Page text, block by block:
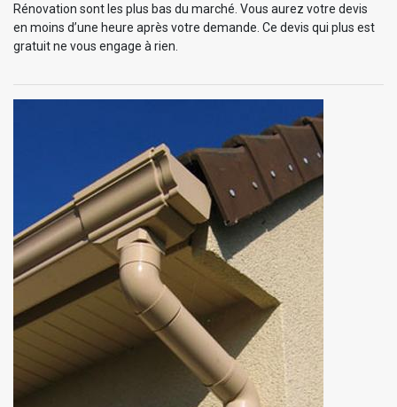
Rénovation sont les plus bas du marché. Vous aurez votre devis
en moins d’une heure après votre demande. Ce devis qui plus est
gratuit ne vous engage à rien.